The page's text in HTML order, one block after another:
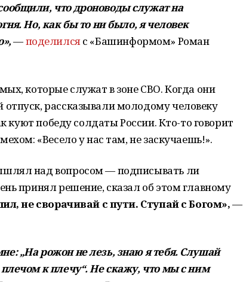
что дроноводы служат на
Но, как бы то ни было, я человек
—поделилсяс «Башинформом» Роман
которые служат в зоне СВО. Когда они
рассказывали молодому человеку
куют победу солдаты России. Кто-то говорит
«Весело у нас там, не заскучаешь!».
над вопросом — подписывать ли
принял решение, сказал об этом главному
не сворачивай с пути. Ступай с Богом»,—
„На рожон не лезь, знаю я тебя. Слушай
к плечу“. Не скажу, что мы с ним